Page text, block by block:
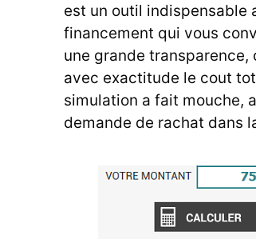
est un outil indispensable
financement qui vous
une grande
avec exactitude le cout
simulation a fait mouche,
demande de rachat dans